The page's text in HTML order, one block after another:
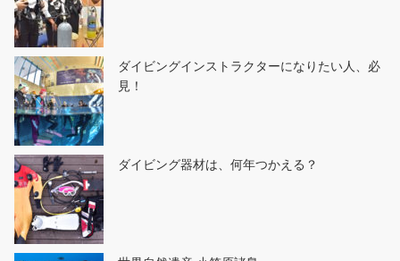
ダイビングインストラクターになりたい人、必
見！
ダイビング器材は、何年つかえる？